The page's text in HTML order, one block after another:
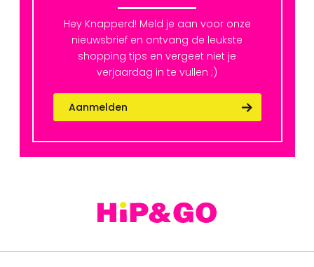
Hey Knapperd! Meld je aan voor onze
nieuwsbrief en ontvang de leukste
shopping tips en vergeet niet je
verjaardag in te vullen ;)
Aanmelden